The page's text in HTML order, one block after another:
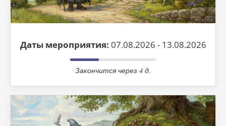
Даты мероприятия: 07.08.2026 - 13.08.2026
Закончится через 4 д.